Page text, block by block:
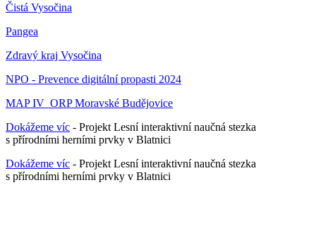
Čistá Vysočina
Pangea
Zdravý kraj Vysočina
NPO - Prevence digitální propasti 2024
MAP IV_ORP Moravské Budějovice
Dokážeme víc - Projekt Lesní interaktivní naučná stezka
s přírodními herními prvky v Blatnici
Dokážeme víc - Projekt Lesní interaktivní naučná stezka
s přírodními herními prvky v Blatnici